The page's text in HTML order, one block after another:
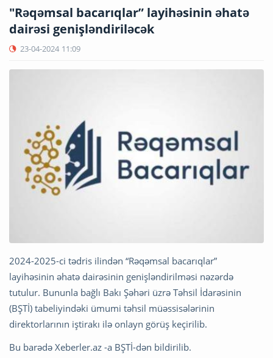
"Rəqəmsal bacarıqlar” layihəsinin əhatə
dairəsi genişləndiriləcək
23-04-2024 11:09
2024-2025-ci tədris ilindən “Rəqəmsal bacarıqlar”
layihəsinin əhatə dairəsinin genişləndirilməsi nəzərdə
tutulur. Bununla bağlı Bakı Şəhəri üzrə Təhsil İdarəsinin
(BŞTİ) tabeliyindəki ümumi təhsil müəssisələrinin
direktorlarının iştirakı ilə onlayn görüş keçirilib.
Bu barədə Xeberler.az -a BŞTİ-dən bildirilib.